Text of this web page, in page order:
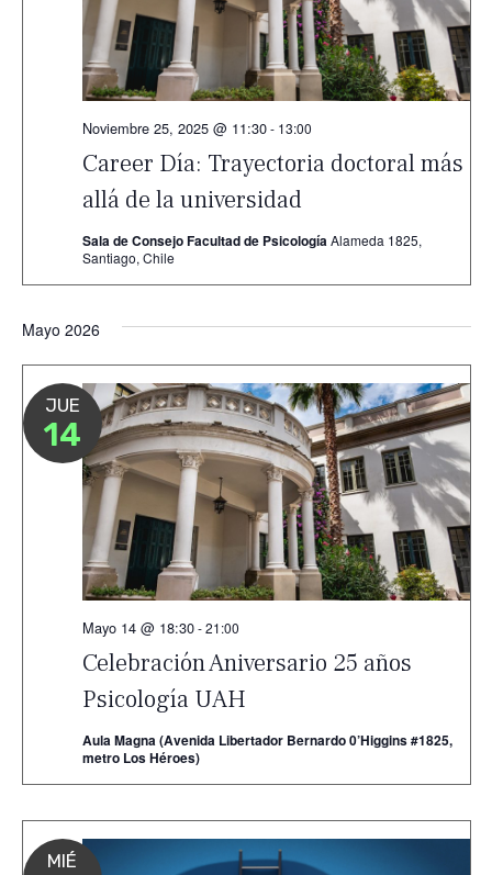
Career Día: Trayectoria doctoral más
allá de la universidad
Noviembre 25, 2025 @ 11:30- 13:00
Sala de Consejo Facultad de Psicología Alameda 1825,
Santiago, Chile
Mayo 2026
JUE
14
Celebración Aniversario 25 años
Psicología UAH
Mayo 14 @ 18:30-21:00
Aula Magna (Avenida Libertador Bernardo 0’Higgins #1825,
metro Los Héroes)
MIÉ